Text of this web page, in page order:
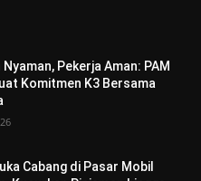
Pekerja Aman: PAM
Komitmen K3 Bersama
Cabang di Pasar Mobil